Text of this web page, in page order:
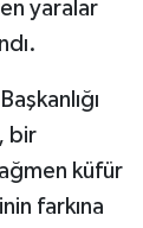
yaralar
bir
küfür
farkına